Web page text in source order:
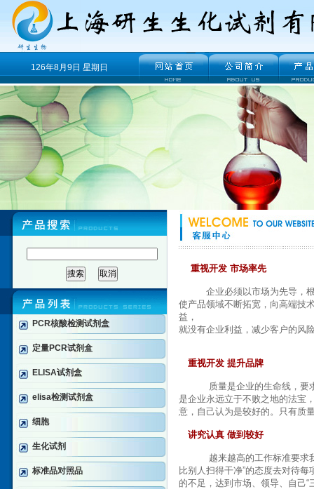
126年8月9日 星期日
PCR核酸检测试剂盒
定量PCR试剂盒
ELISA试剂盒
elisa检测试剂盒
细胞
生化试剂
标准品对照品
重视开发 市场率先
企业必须以市场为先导，根据
使产品领域不断拓宽，向高端技
益，
就没有企业利益，减少客户的风
重视开发 提升品牌
质量是企业的生命线，要求全
是企业永远立于不败之地的法宝
意，自己认为是较好的。只有质
讲究认真 做到较好
越来越高的工作标准要求我们
比别人扫得干净”的态度去对待
的不足，达到市场、领导、自己“